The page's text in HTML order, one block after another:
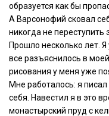
образуется как бы
А Варсонофий сковал
никогда не переступить
Прошло несколько лет.
все разъяснилось в
рисования у меня уже
Мне работалось: я
себя. Навестил я в это
монастырский пруд с